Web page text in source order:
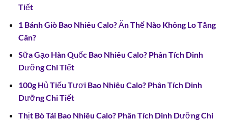
Tiết
1 Bánh Giò Bao Nhiêu Calo? Ăn Thế Nào Không Lo Tăng
Cân?
Sữa Gạo Hàn Quốc Bao Nhiêu Calo? Phân Tích Dinh
Dưỡng Chi Tiết
100g Hủ Tiếu Tươi Bao Nhiêu Calo? Phân Tích Dinh
Dưỡng Chi Tiết
Thịt Bò Tái Bao Nhiêu Calo? Phân Tích Dinh Dưỡng Chi